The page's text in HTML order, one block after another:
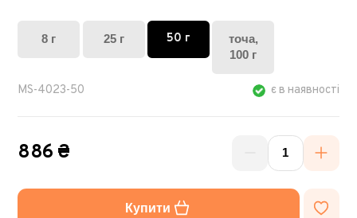
8 г 25 г 50 г
точа,
100 г
MS-4023-50 є в наявності
886 ₴
Купити